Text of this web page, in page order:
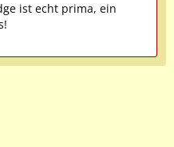
ist echt prima, ein